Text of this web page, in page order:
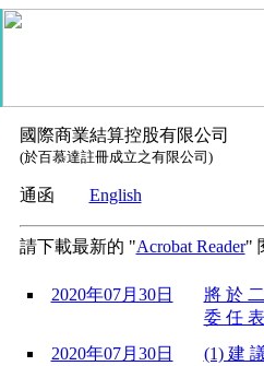
國際商業結算控股有限公司
(於百慕達註冊成立之有限公司)
通函 English
請下載最新的 "Acrobat Reader"
2020年07月30日
將 於
委 任
2020年07月30日
(1) 建